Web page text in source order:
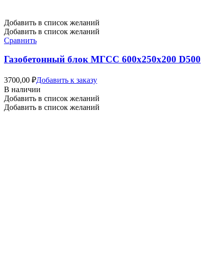
Добавить в список желаний
Добавить в список желаний
Сравнить
Газобетонный блок МГСС 600х250х200 D500
3700,00 ₽Добавить к заказу
В наличии
Добавить в список желаний
Добавить в список желаний